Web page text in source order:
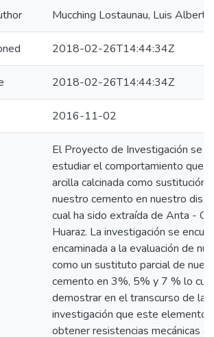
Mucching Lostaunau, Luis Alberto
2018-02-26T14:44:34Z
2018-02-26T14:44:34Z
2016-11-02
El Proyecto de Investigación se
estudiar el comportamiento que
arcilla calcinada como sustitución
nuestro cemento en nuestro
cual ha sido extraída de Anta -
Huaraz. La investigación se
encaminada a la evaluación de
como un sustituto parcial de
cemento en 3%, 5% y 7 % lo
demostrar en el transcurso de la
investigación que este elemento
obtener resistencias mecánicas a